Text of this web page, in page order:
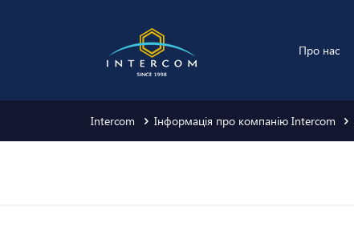
Про нас
Intercom Інформація про компанію Intercom